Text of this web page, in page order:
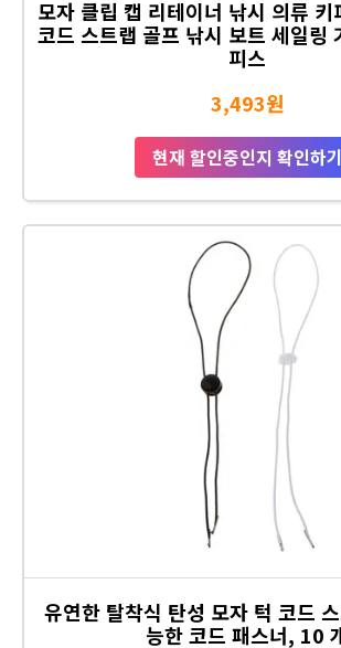
모자 클립 캡 리테이너 낚시 의류 키
코드 스트랩 골프 낚시 보트 세일링
피스
3,493원
현재 할인중인지 확인하기
유연한 탈착식 탄성 모자 턱 코드
능한 코드 패스너, 10